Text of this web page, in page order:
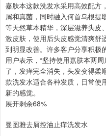
嘉肤本这款洗发水采用高效配方
屑和真菌，同时融入何首乌根提
等天然草本精华，深层滋养头皮
激皮肤，使用后头皮感觉清爽舒
到明显改善。许多客户分享积极
用户表示，“坚持使用嘉肤本两
了，发痒完全消失，头发变得柔
款洗发水适合各种发质，日常使
新的感觉。
展开剩余68%
曼图雅去屑控油止痒洗发水